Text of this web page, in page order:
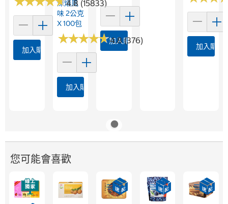
4.8 (15833)
加入購物車
深焙風
味 2公克
X 100包
★★★★★
★★★★★4.8 (376)
加入購物車
加入購物車
加入購物
您可能會喜歡